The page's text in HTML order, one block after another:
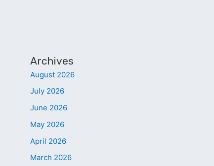
Archives
August 2026
July 2026
June 2026
May 2026
April 2026
March 2026